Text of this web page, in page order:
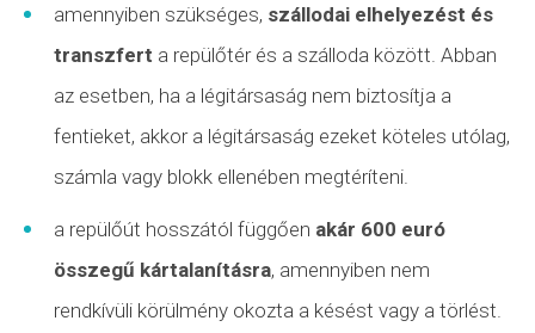
amennyiben szükséges, szállodai elhelyezést és
transzfert a repülőtér és a szálloda között. Abban
az esetben, ha a légitársaság nem biztosítja a
fentieket, akkor a légitársaság ezeket köteles utólag,
számla vagy blokk ellenében megtéríteni.
a repülőút hosszától függően akár 600 euró
összegű kártalanításra, amennyiben nem
rendkívüli körülmény okozta a késést vagy a törlést.